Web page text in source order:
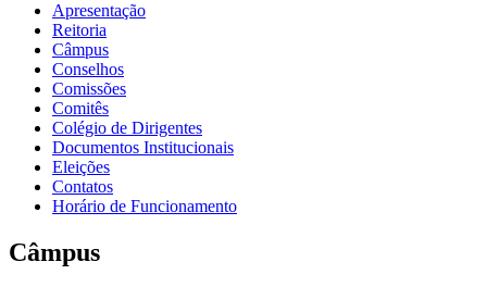
Apresentação
Reitoria
Câmpus
Conselhos
Comissões
Comitês
Colégio de Dirigentes
Documentos Institucionais
Eleições
Contatos
Horário de Funcionamento
Câmpus